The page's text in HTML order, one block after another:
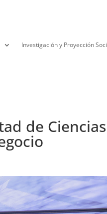
Investigación y Proyección
de Ciencias